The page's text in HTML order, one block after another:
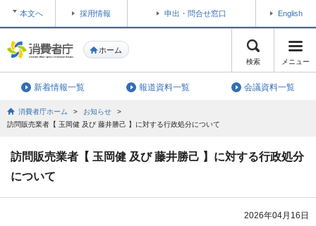
ホーム
本文へ 採用情報 申出・問合せ窓口 English
メニュー
検索
新着情報一覧 報道資料一覧 会議資料一覧
消費者庁ホーム > お知らせ
>
訪問販売業者【 玉岡健 及び 藤井勝己 】に対する行政処分について
訪問販売業者【 玉岡健 及び 藤井勝己 】に対する行政処分
について
2026年04月16日